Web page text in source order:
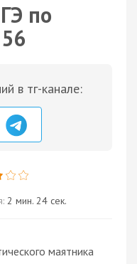
по
в тг-канале:
2 мин. 24 сек.
маятника